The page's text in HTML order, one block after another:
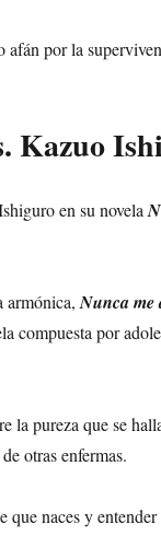
afán por la
Kazuo
en su novela
armónica, Nunca me
compuesta por
la pureza que se
otras enfermas.
que naces y